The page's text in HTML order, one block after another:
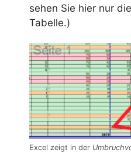
sehen Sie hier nur
Tabelle.)
Excel zeigt in der